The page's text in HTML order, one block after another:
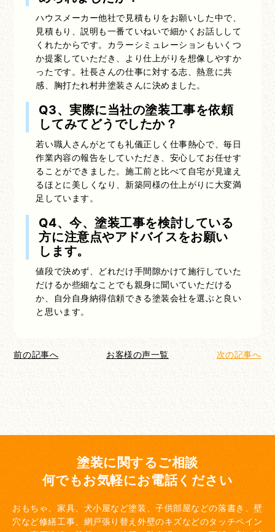
ハウスメーカー他社で見積もりをお願いした中で、
見積もり、説明も一番ていねいで細かくお話しして
くれたからです。カラーシミュレーションもいくつ
か提案していただき、より仕上がりを想像しやすか
ったです。社長さんの仕事に対する志、熱意に共
感、胸打たれ村井塗装さんに決めました。
Q3、実際に当社の塗装工事を依頼
してみてどうでしたか？
若い職人さんがとても礼儀正しく仕事熱心で、毎日
作業内容の報告をしていただき、安心してお任せす
ることができました。施工前と比べて自宅が見違え
るほとに美しくなり、新築同様の仕上がりに大変満
足しています。
Q4、今、塗装工事を検討している
方に注意点やアドバイスをお願い
します。
値段で決めず、どれだけ手間隙かけて施行していた
だけるか些細なことでも親身に聞いていただける
か、自分自身納得信頼できる塗装会社を選ぶと良い
と思います。
前の記事へ お客様の声一覧 次の記事へ
塗装に関するご相談
何でもお気軽にお電話ください
おもちゃ、家具、犬小屋など塗装、子供部屋などの落書き、壁
穴など修繕工事、網戸張り替え 外壁のキズなどのタッチペイン